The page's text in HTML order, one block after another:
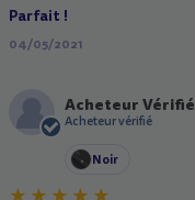
Parfait !
04/05/2021
A
Acheteur Vérifié
Acheteur vérifié
Noir